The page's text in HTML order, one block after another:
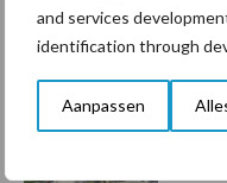
and services
identification through
Aanpassen
7 aug
De